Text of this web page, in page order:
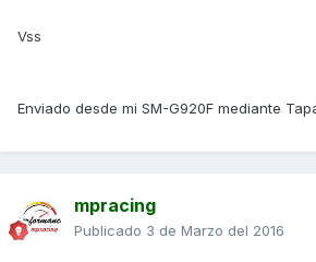
Vss
Enviado desde mi SM-G920F mediante
mpracing
Publicado 3 de Marzo del 2016